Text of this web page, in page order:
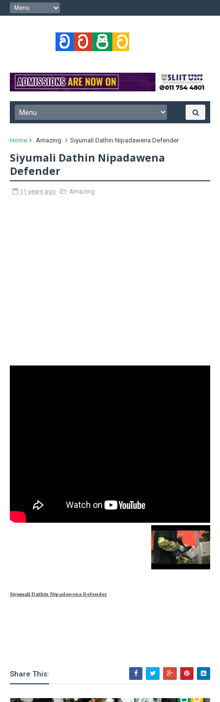
Home Amazing Siyumali Dathin Nipadawena Defender
Siyumali Dathin Nipadawena
Defender
11 years ago Amazing
Siyumali Dathin Nipadawena Defender
Share This: